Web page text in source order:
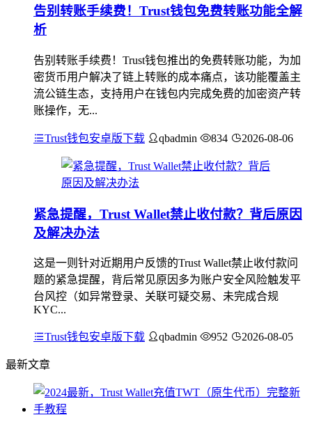
告别转账手续费！Trust钱包免费转账功能全解
析
告别转账手续费！Trust钱包推出的免费转账功能，为加
密货币用户解决了链上转账的成本痛点，该功能覆盖主
流公链生态，支持用户在钱包内完成免费的加密资产转
账操作，无...
Trust钱包安卓版下载 qbadmin 834 2026-08-06
紧急提醒，Trust Wallet禁止收付款？背后原因
及解决办法
这是一则针对近期用户反馈的Trust Wallet禁止收付款问
题的紧急提醒，背后常见原因多为账户安全风险触发平
台风控（如异常登录、关联可疑交易、未完成合规
KYC...
Trust钱包安卓版下载 qbadmin 952 2026-08-05
最新文章